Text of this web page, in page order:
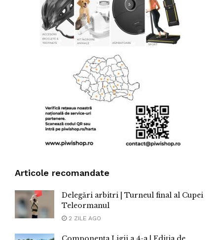
Articole recomandate
Delegări arbitri | Turneul final al Cupei
Teleormanul
2 ZILE AGO